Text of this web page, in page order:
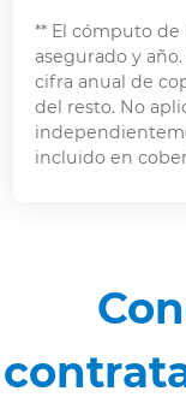
** El cómputo de
asegurado y
cifra anual de
del resto. No
incluido en